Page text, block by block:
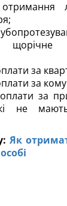
щорічне
за
за
за
не мають
Як